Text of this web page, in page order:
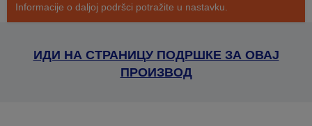
Informacije o daljoj podršci potražite u nastavku.
ИДИ НА СТРАНИЦУ ПОДРШКЕ ЗА ОВАЈ
ПРОИЗВОД